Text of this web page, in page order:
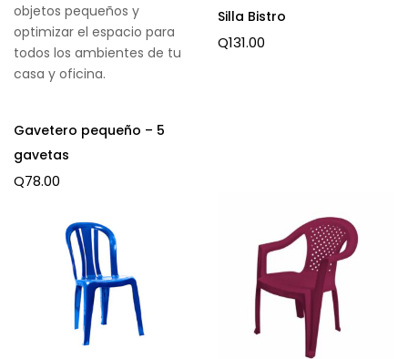
objetos pequeños y
optimizar el espacio para
todos los ambientes de tu
casa y oficina.
Gavetero pequeño – 5
gavetas
Q78.00
Silla Bistro
Q131.00